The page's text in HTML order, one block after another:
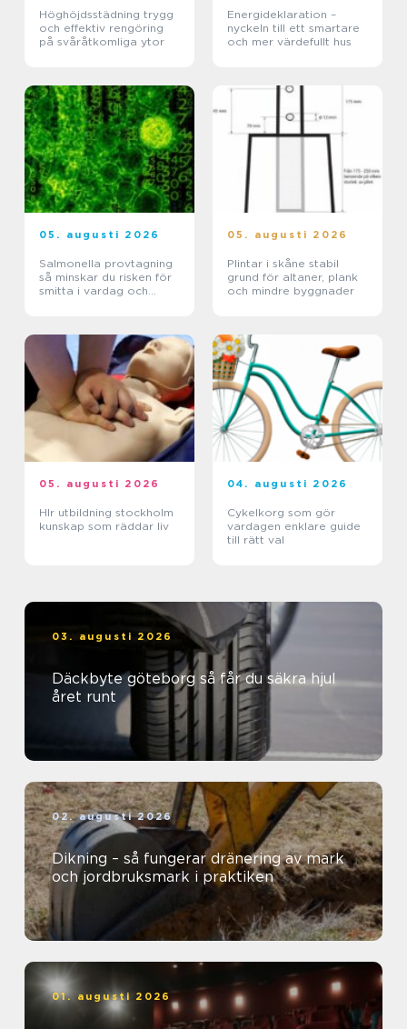
Höghöjdsstädning trygg
och effektiv rengöring
på svåråtkomliga ytor
Energideklaration –
nyckeln till ett smartare
och mer värdefullt hus
05. augusti 2026
Salmonella provtagning
så minskar du risken för
smitta i vardag och
05. augusti 2026
Plintar i skåne stabil
grund för altaner, plank
och mindre byggnader
05. augusti 2026
Hlr utbildning stockholm
kunskap som räddar liv
04. augusti 2026
Cykelkorg som gör
vardagen enklare guide
till rätt val
03. augusti 2026
Däckbyte göteborg så får du säkra hjul
året runt
02. augusti 2026
Dikning – så fungerar dränering av mark
och jordbruksmark i praktiken
01. augusti 2026